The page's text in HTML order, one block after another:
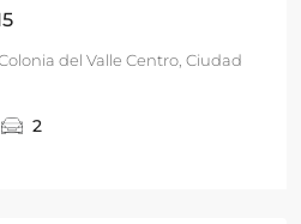
del Valle Centro, Ciudad
2